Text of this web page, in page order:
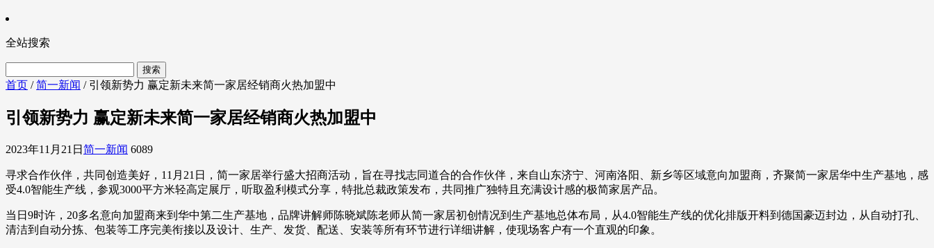
全站搜索
首页 /简一新闻 / 引领新势力 赢定新未来简一家居经销商火热加盟中
引领新势力 赢定新未来简一家居经销商火热加盟中
2023年11月21日 简一新闻 6089
寻求合作伙伴，共同创造美好，11月21日，简一家居举行盛大招商活动，旨在寻找志同道合的合作伙伴，来自山东济宁、河南洛阳、新乡等区域意向加盟商，齐聚简一家居华中生产基地，感
受4.0智能生产线，参观3000平方米轻高定展厅，听取盈利模式分享，特批总裁政策发布，共同推广独特且充满设计感的极简家居产品。
当日9时许，20多名意向加盟商来到华中第二生产基地，品牌讲解师陈晓斌陈老师从简一家居初创情况到生产基地总体布局，从4.0智能生产线的优化排版开料到德国豪迈封边，从自动打孔、
清洁到自动分拣、包装等工序完美衔接以及设计、生产、发货、配送、安装等所有环节进行详细讲解，使现场客户有一个直观的印象。